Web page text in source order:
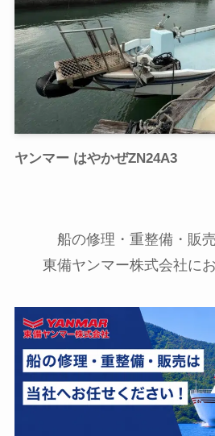
ヤンマー はやかぜZN24A3
船の修理・重整備・販
東備ヤンマー株式会社に